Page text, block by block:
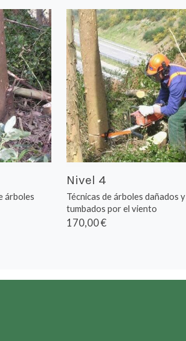
árboles
Nivel 4
Técnicas de árboles dañados y
tumbados por el viento
170,00 €